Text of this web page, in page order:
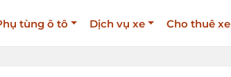
tùng ô tô Dịch vụ xe Cho thuê xe